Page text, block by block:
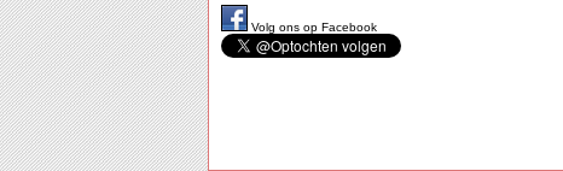
Volg ons op Facebook